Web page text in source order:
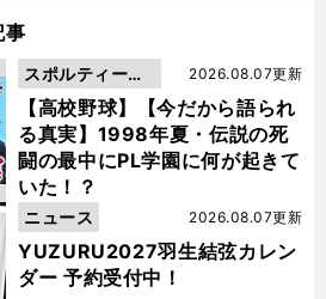
事
【高校野球】【今だから語られ
る真実】1998年夏・伝説の死
闘の最中にPL学園に何が起きて
いた！？
2026.08.07更新
スポルティーバ
動画
YUZURU2027羽生結弦カレン
ダー 予約受付中！
2026.08.07更新
ニュース